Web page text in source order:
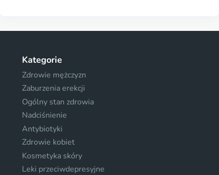
Kategorie
Zdrowie mężczyzn
Zaburzenia erekcji
Ogólny stan zdrowia
Nadciśnienie
Antybiotyki
Zdrowie kobiet
Kosmetyka skóry
Leki przeciwdepresyjne